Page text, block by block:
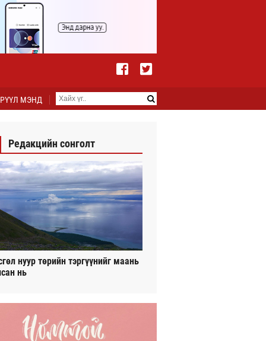
МЭНД
Редакцийн сонголт
нуур төрийн тэргүүнийг маань
нь